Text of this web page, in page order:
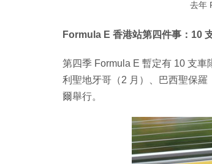
去年
Formula E 香港站第四件事：10
第四季 Formula E 暫定有 10 支
利聖地牙哥（2 月）、巴西聖保羅
爾舉行。